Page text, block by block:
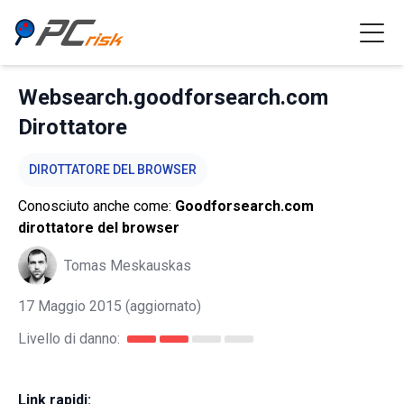
Websearch.goodforsearch.com
Dirottatore
DIROTTATORE DEL BROWSER
Conosciuto anche come: Goodforsearch.com
dirottatore del browser
Tomas Meskauskas
17 Maggio 2015 (aggiornato)
Livello di danno:
Link rapidi: